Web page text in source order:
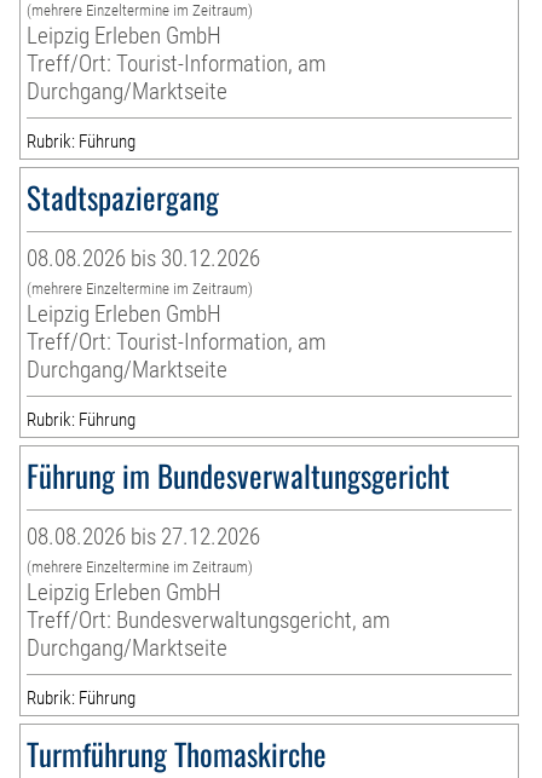
(mehrere Einzeltermine im Zeitraum)
Leipzig Erleben GmbH
Treff/Ort: Tourist-Information, am
Durchgang/Marktseite
Rubrik: Führung
Stadtspaziergang
08.08.2026 bis 30.12.2026
(mehrere Einzeltermine im Zeitraum)
Leipzig Erleben GmbH
Treff/Ort: Tourist-Information, am
Durchgang/Marktseite
Rubrik: Führung
Führung im Bundesverwaltungsgericht
08.08.2026 bis 27.12.2026
(mehrere Einzeltermine im Zeitraum)
Leipzig Erleben GmbH
Treff/Ort: Bundesverwaltungsgericht, am
Durchgang/Marktseite
Rubrik: Führung
Turmführung Thomaskirche